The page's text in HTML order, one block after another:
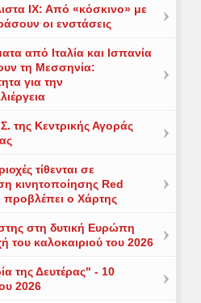
ΙΧ: Από «κόσκινο» με
οι ενστάσεις
από Ιταλία και Ισπανία
τη Μεσσηνία:
για την
της Κεντρικής Αγοράς
τίθενται σε
κινητοποίησης Red
προβλέπει ο Χάρτης
στη δυτική Ευρώπη
του καλοκαιριού του 2026
της Δευτέρας" - 10
2026